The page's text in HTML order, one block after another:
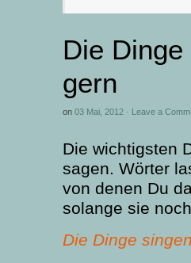
Die
gern
on 03 Mai, 2012 · Leave a
Die wichtigsten
sagen. Wörter
von denen Du
solange sie
Die Dinge